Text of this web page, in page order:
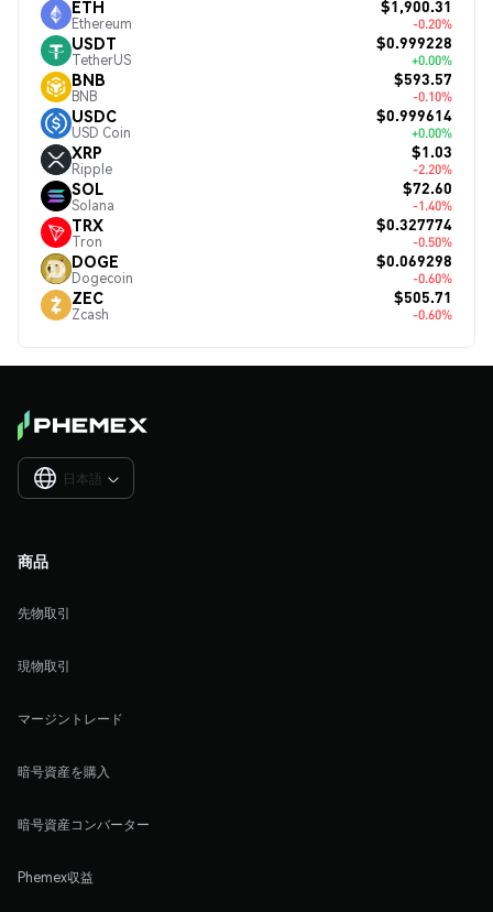
ETH
Ethereum
$1,900.31
-0.20%
USDT
TetherUS
$0.999228
+0.00%
BNB
BNB
$593.57
-0.10%
USDC
USD Coin
$0.999614
+0.00%
XRP
Ripple
$1.03
-2.20%
SOL
Solana
$72.60
-1.40%
TRX
Tron
$0.327774
-0.50%
DOGE
Dogecoin
$0.069298
-0.60%
ZEC
Zcash
$505.71
-0.60%
日本語 
商品
先物取引
現物取引
マージントレード
暗号資産を購入
暗号資産コンバーター
Phemex収益